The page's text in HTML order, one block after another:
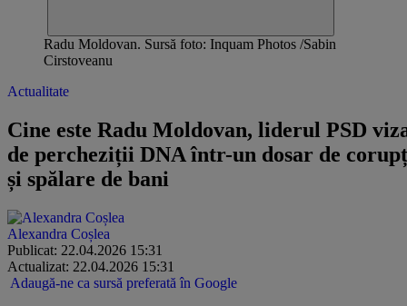
Radu Moldovan. Sursă foto: Inquam Photos /Sabin
Cirstoveanu
Actualitate
Cine este Radu Moldovan, liderul PSD
de percheziții DNA într-un dosar de
și spălare de bani
Alexandra Coșlea
Publicat: 22.04.2026 15:31
Actualizat: 22.04.2026 15:31
Adaugă-ne ca sursă preferată în Google